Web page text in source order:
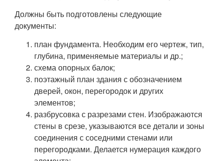
Должны быть подготовлены следующие
документы:
план фундамента. Необходим его чертеж, тип,
глубина, применяемые материалы и др.;
схема опорных балок;
поэтажный план здания с обозначением
дверей, окон, перегородок и других
элементов;
разбрусовка с разрезами стен. Изображаются
стены в срезе, указываются все детали и зоны
соединения с соседними стенами или
перегородками. Делается нумерация каждого